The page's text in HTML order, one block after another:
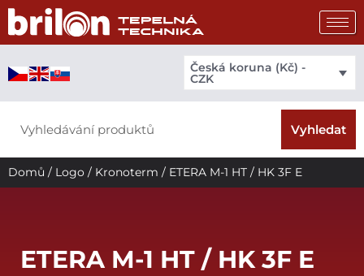
Přeskočit
obsah
Česká koruna (Kč) -
CZK
Vyhledat
Domů / Logo / Kronoterm / ETERA M-1 HT / HK 3F E
ETERA M-1 HT / HK 3F E